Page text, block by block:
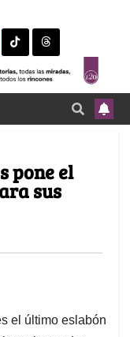
pone el
sus
el último eslabón